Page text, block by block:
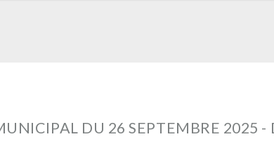
DU 26 SEPTEMBRE 2025 -